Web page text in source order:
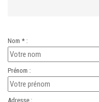
Nom * :
Prénom :
Adresse :